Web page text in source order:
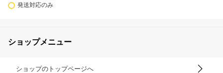
発送対応のみ
ショップメニュー
ショップのトップページへ